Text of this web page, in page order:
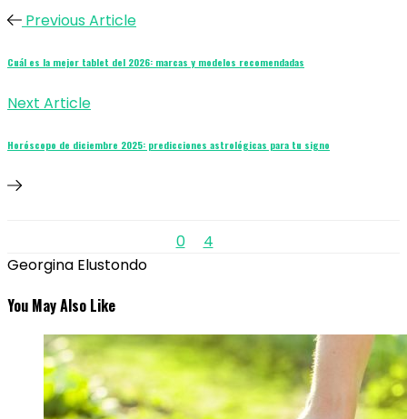
Previous Article
Cuál es la mejor tablet del 2026: marcas y modelos recomendadas
Next Article
Horóscopo de diciembre 2025: predicciones astrológicas para tu signo
0
4
Georgina Elustondo
You May Also Like